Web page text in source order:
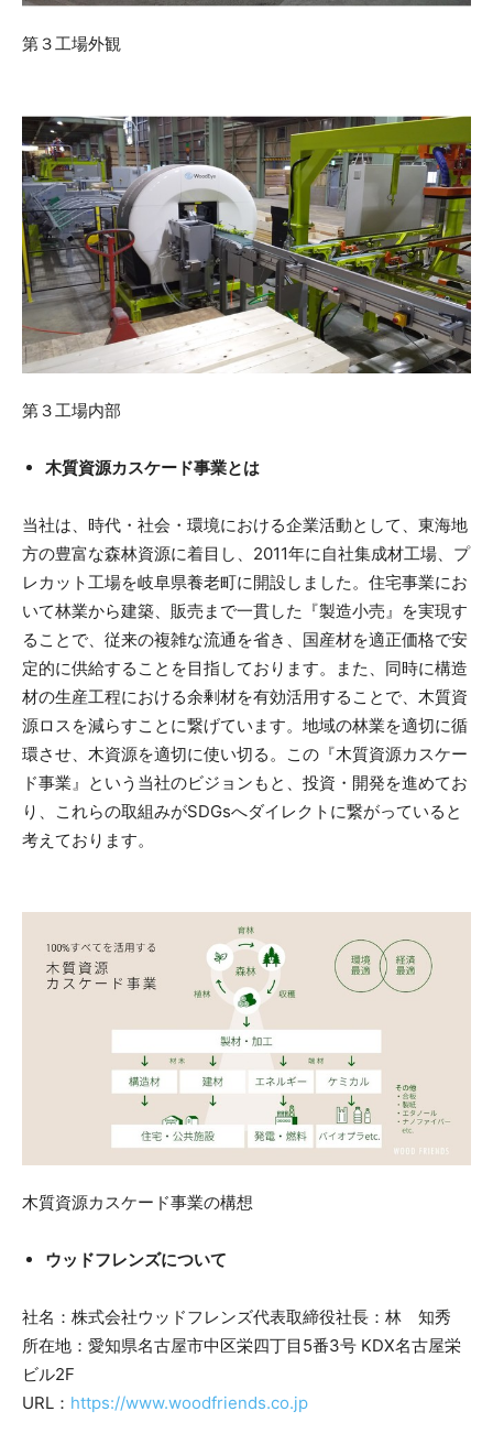
第３工場外観
第３工場内部
木質資源カスケード事業とは
当社は、時代・社会・環境における企業活動として、東海地
方の豊富な森林資源に着目し、2011年に自社集成材工場、プ
レカット工場を岐阜県養老町に開設しました。住宅事業にお
いて林業から建築、販売まで一貫した『製造小売』を実現す
ることで、従来の複雑な流通を省き、国産材を適正価格で安
定的に供給することを目指しております。また、同時に構造
材の生産工程における余剰材を有効活用することで、木質資
源ロスを減らすことに繋げています。地域の林業を適切に循
環させ、木資源を適切に使い切る。この『木質資源カスケー
ド事業』という当社のビジョンもと、投資・開発を進めてお
り、これらの取組みがSDGsへダイレクトに繋がっていると
考えております。
木質資源カスケード事業の構想
ウッドフレンズについて
社名：株式会社ウッドフレンズ代表取締役社長：林 知秀
所在地：愛知県名古屋市中区栄四丁目5番3号 KDX名古屋栄
ビル2F
URL： https://www.woodfriends.co.jp